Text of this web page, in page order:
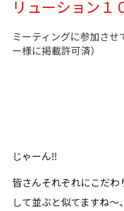
リューション１
ミーティングに参加さ
ー様に掲載許可済）
じゃーん‼️
皆さんそれぞれにこだ
して並ぶと似てますね～、